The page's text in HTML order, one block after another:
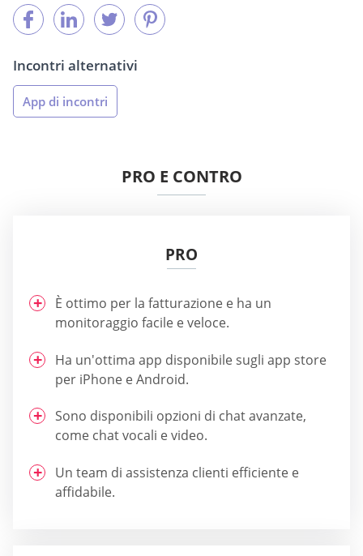
Incontri alternativi
App di incontri
PRO E CONTRO
PRO
È ottimo per la fatturazione e ha un
monitoraggio facile e veloce.
Ha un'ottima app disponibile sugli app store
per iPhone e Android.
Sono disponibili opzioni di chat avanzate,
come chat vocali e video.
Un team di assistenza clienti efficiente e
affidabile.